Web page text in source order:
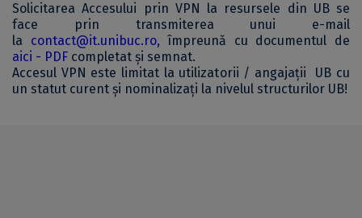
Solicitarea Accesului prin VPN la resursele din UB se
face prin transmiterea unui e-mail
la contact@it.unibuc.ro, împreună cu documentul de
aici - PDF completat și semnat.
Accesul VPN este limitat la utilizatorii / angajații UB cu
un statut curent și nominalizați la nivelul structurilor UB!